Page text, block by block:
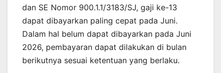
dan SE Nomor 900.1.1/3183/SJ, gaji ke-13
dapat dibayarkan paling cepat pada Juni.
Dalam hal belum dapat dibayarkan pada Juni
2026, pembayaran dapat dilakukan di bulan
berikutnya sesuai ketentuan yang berlaku.